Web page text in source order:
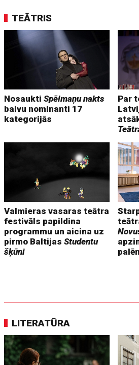
TEĀTRIS
NosauktiSpēlmaņu nakts
balvu nominanti 17
kategorijās
Par
Valmieras vasaras teātra
festivāls papildina
programmu un aicina uz
pirmo BaltijasStudentu
šķūni
LITERATŪRA